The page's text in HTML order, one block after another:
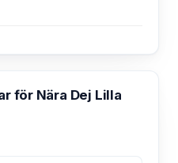
för Nära Dej Lilla